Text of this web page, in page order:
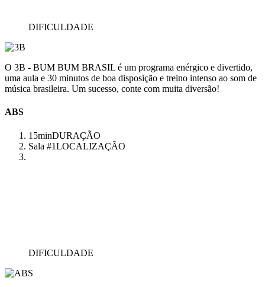
DIFICULDADE
O 3B - BUM BUM BRASIL é um programa enérgico e divertido,
uma aula e 30 minutos de boa disposição e treino intenso ao som de
música brasileira. Um sucesso, conte com muita diversão!
ABS
15minDURAÇÃO
Sala #1LOCALIZAÇÃO
DIFICULDADE